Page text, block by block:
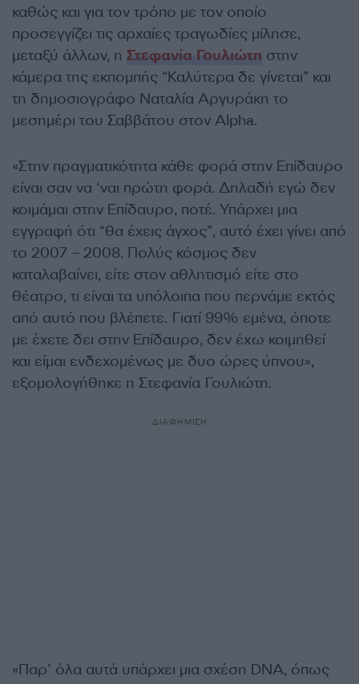
καθώς και για τον τρόπο με τον οποίο
προσεγγίζει τις αρχαίες τραγωδίες μίλησε,
μεταξύ άλλων, η Στεφανία Γουλιώτη στην
κάμερα της εκπομπής “Καλύτερα δε γίνεται” και
τη δημοσιογράφο Ναταλία Αργυράκη το
μεσημέρι του Σαββάτου στον Alpha.
«Στην πραγματικότητα κάθε φορά στην Επίδαυρο
είναι σαν να ‘ναι πρώτη φορά. Δηλαδή εγώ δεν
κοιμάμαι στην Επίδαυρο, ποτέ. Υπάρχει μια
εγγραφή ότι “θα έχεις άγχος”, αυτό έχει γίνει από
το 2007 – 2008. Πολύς κόσμος δεν
καταλαβαίνει, είτε στον αθλητισμό είτε στο
θέατρο, τι είναι τα υπόλοιπα που περνάμε εκτός
από αυτό που βλέπετε. Γιατί 99% εμένα, όποτε
με έχετε δει στην Επίδαυρο, δεν έχω κοιμηθεί
και είμαι ενδεχομένως με δυο ώρες ύπνου»,
εξομολογήθηκε η Στεφανία Γουλιώτη.
ΔΙΑΦΗΜΙΣΗ
«Παρ’ όλα αυτά υπάρχει μια σχέση DNA, όπως